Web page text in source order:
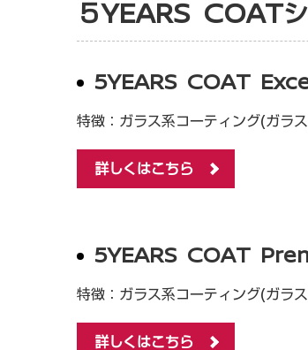
５YEARS COAT
5YEARS COAT
特徴：ガラス系コーティング(ガラ
詳しくはこちら
5YEARS COAT
特徴：ガラス系コーティング(ガラ
詳しくはこちら